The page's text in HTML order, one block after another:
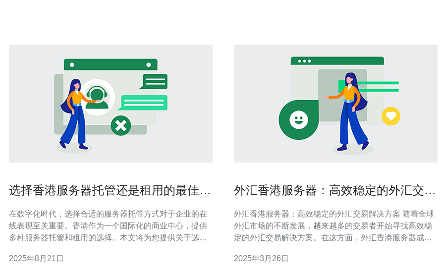
选择香港服务器托管还是租用的最佳建
在数字化时代，选择合适的服务器托管方式对于企业的在
线表现至关重要。香港作为一个国际化的商业中心，提供
多种服务器托管和租用的选择。本文将为您提供关于选择
决策。 1. 了解香港服务器托管与租用的基本概念 在选择之
2025年8月21日
外汇香港服务器：高效稳定的外汇交易
外汇香港服务器：高效稳定的外汇交易解决方案 随着全球
外汇市场的不断发展，越来越多的交易者开始寻找高效稳
定的外汇交易解决方案。在这方面，外汇香港服务器成为
特性赢得了广大交易者的信赖。其位于香港的服务器架设
2025年3月26日